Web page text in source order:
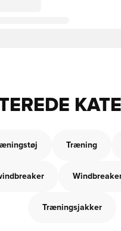
Træning
Træningsjakker